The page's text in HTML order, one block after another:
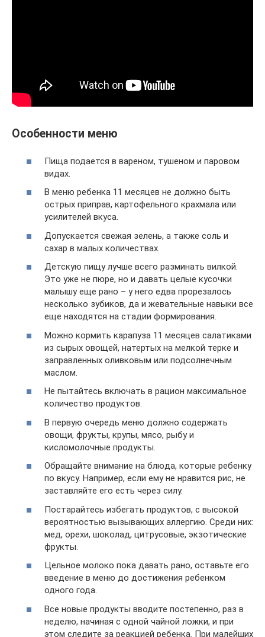
Особенности меню
Пища подается в вареном, тушеном и паровом
видах.
В меню ребенка 11 месяцев не должно быть
острых приправ, картофельного крахмала или
усилителей вкуса.
Допускается свежая зелень, а также соль и
сахар в малых количествах.
Детскую пищу лучше всего разминать вилкой.
Это уже не пюре, но и давать целые кусочки
малышу еще рано – у него едва прорезалось
несколько зубиков, да и жевательные навыки все
еще находятся на стадии формирования.
Можно кормить карапуза 11 месяцев салатиками
из сырых овощей, натертых на мелкой терке и
заправленных оливковым или подсолнечным
маслом.
Не пытайтесь включать в рацион максимальное
количество продуктов.
В первую очередь меню должно содержать
овощи, фрукты, крупы, мясо, рыбу и
кисломолочные продукты.
Обращайте внимание на блюда, которые ребенку
по вкусу. Например, если ему не нравится рис, не
заставляйте его есть через силу.
Постарайтесь избегать продуктов, с высокой
вероятностью вызывающих аллергию. Среди них:
мед, орехи, шоколад, цитрусовые, экзотические
фрукты.
Цельное молоко пока давать рано, оставьте его
введение в меню до достижения ребенком
одного года.
Все новые продукты вводите постепенно, раз в
неделю, начиная с одной чайной ложки, и при
этом следите за реакцией ребенка. При малейших